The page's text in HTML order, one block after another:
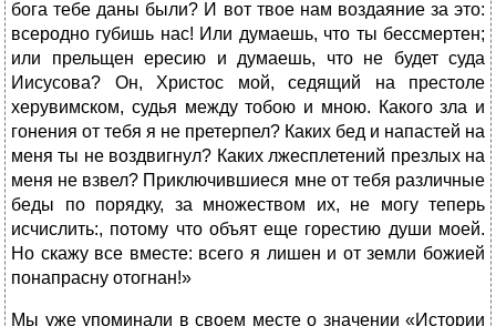
бога тебе даны были? И вот твое нам воздаяние за это:
всеродно губишь нас! Или думаешь, что ты бессмертен;
или прельщен ересию и думаешь, что не будет суда
Иисусова? Он, Христос мой, седящий на престоле
херувимском, судья между тобою и мною. Какого зла и
гонения от тебя я не претерпел? Каких бед и напастей на
меня ты не воздвигнул? Каких лжесплетений презлых на
меня не взвел? Приключившиеся мне от тебя различные
беды по порядку, за множеством их, не могу теперь
исчислить:, потому что объят еще горестию души моей.
Но скажу все вместе: всего я лишен и от земли божией
понапрасну отогнан!»
Мы уже упоминали в своем месте о значении «Истории